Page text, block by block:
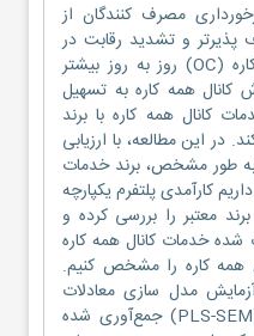
مصرف کنندگان از
پذیرتر و تشدید رقابت در
محیط خرده فروشی کانال همه‌ کاره (OC) روز به روز بیشتر
همه‌ کاره به تسهیل
کانال همه‌ کاره با برند
این مطالعه، با ارزیابی
طور مشخص، برند خدمات
کارآمدی پلتفرم یکپارچه
معتبر را بررسی کرده و
خدمات کانال همه‌ کاره
همه‌ کاره را مشخص کنیم.
برای آزمایش مدل سازی معادلات
ساختاری حداقل مربعات جزئی (PLS-SEM) جمع‌آوری شده